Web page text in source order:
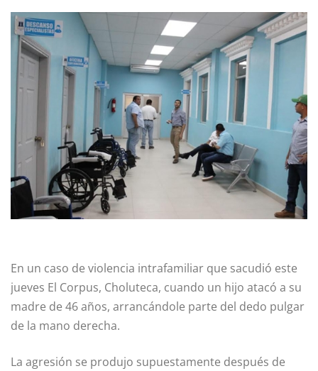
En un caso de violencia intrafamiliar que sacudió este
jueves El Corpus, Choluteca, cuando un hijo atacó a su
madre de 46 años, arrancándole parte del dedo pulgar
de la mano derecha.
La agresión se produjo supuestamente después de